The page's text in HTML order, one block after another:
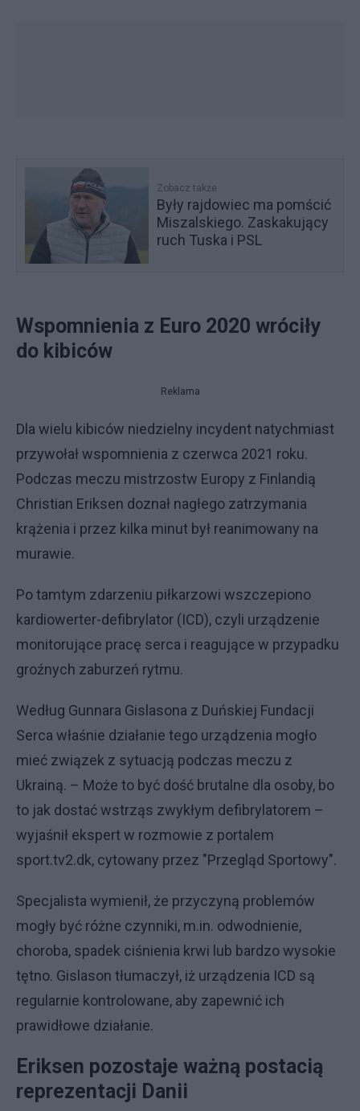
Zobacz także
Były rajdowiec ma pomścić
Miszalskiego. Zaskakujący
ruch Tuska i PSL
Wspomnienia z Euro 2020 wróciły
do kibiców
Reklama
Dla wielu kibiców niedzielny incydent natychmiast
przywołał wspomnienia z czerwca 2021 roku.
Podczas meczu mistrzostw Europy z Finlandią
Christian Eriksen doznał nagłego zatrzymania
krążenia i przez kilka minut był reanimowany na
murawie.
Po tamtym zdarzeniu piłkarzowi wszczepiono
kardiowerter-defibrylator (ICD), czyli urządzenie
monitorujące pracę serca i reagujące w przypadku
groźnych zaburzeń rytmu.
Według Gunnara Gislasona z Duńskiej Fundacji
Serca właśnie działanie tego urządzenia mogło
mieć związek z sytuacją podczas meczu z
Ukrainą. – Może to być dość brutalne dla osoby, bo
to jak dostać wstrząs zwykłym defibrylatorem –
wyjaśnił ekspert w rozmowie z portalem
sport.tv2.dk, cytowany przez "Przegląd Sportowy".
Specjalista wymienił, że przyczyną problemów
mogły być różne czynniki, m.in. odwodnienie,
choroba, spadek ciśnienia krwi lub bardzo wysokie
tętno. Gislason tłumaczył, iż urządzenia ICD są
regularnie kontrolowane, aby zapewnić ich
prawidłowe działanie.
Eriksen pozostaje ważną postacią
reprezentacji Danii